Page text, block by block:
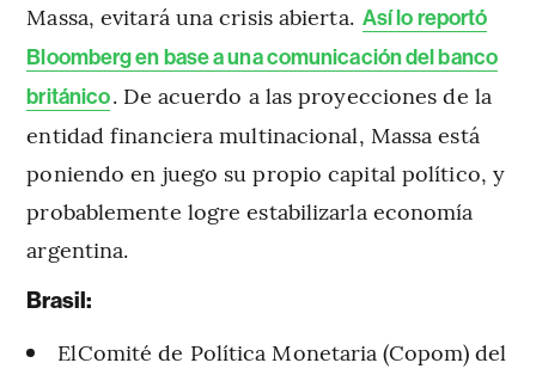
Massa, evitará una crisis abierta. Así lo reportó
Bloomberg en base a una comunicación del banco
británico. De acuerdo a las proyecciones de la
entidad financiera multinacional, Massa está
poniendo en juego su propio capital político, y
probablemente logre estabilizarla economía
argentina.
Brasil:
ElComité de Política Monetaria (Copom) del